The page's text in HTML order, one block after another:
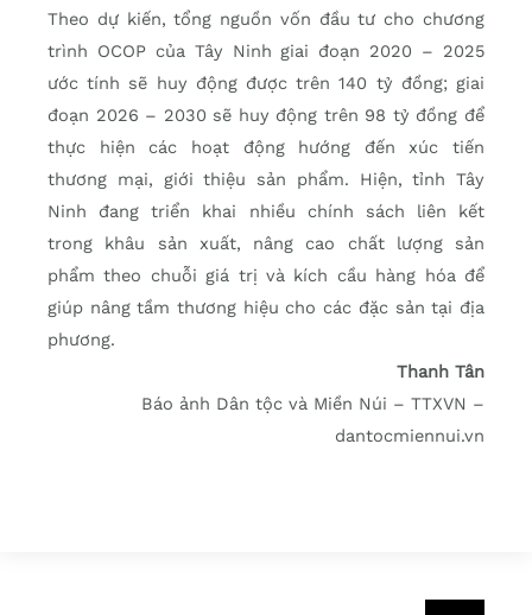
Theo dự kiến, tổng nguồn vốn đầu tư cho chương
trình OCOP của Tây Ninh giai đoạn 2020 – 2025
ước tính sẽ huy động được trên 140 tỷ đồng; giai
đoạn 2026 – 2030 sẽ huy động trên 98 tỷ đồng để
thực hiện các hoạt động hướng đến xúc tiến
thương mại, giới thiệu sản phẩm. Hiện, tỉnh Tây
Ninh đang triển khai nhiều chính sách liên kết
trong khâu sản xuất, nâng cao chất lượng sản
phẩm theo chuỗi giá trị và kích cầu hàng hóa để
giúp nâng tầm thương hiệu cho các đặc sản tại địa
phương.
Thanh Tân
Báo ảnh Dân tộc và Miền Núi – TTXVN –
dantocmiennui.vn